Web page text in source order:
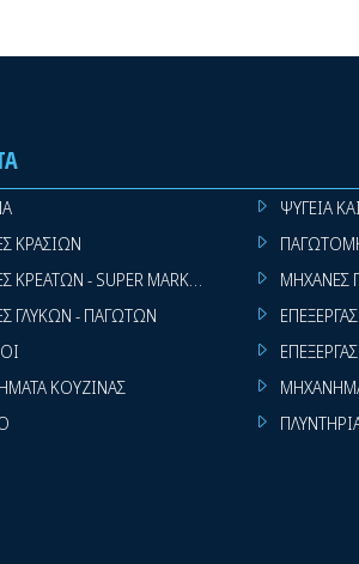
ΚΡΑΣΙΩΝ
ΚΡΕΑΤΩΝ - SUPER MARKET
ΓΛΥΚΩΝ - ΠΑΓΩΤΩΝ
ΚΟΥΖΙΝΑΣ
ΨΥΓΕΙΑ
ΜΗΧΑΝΕΣ